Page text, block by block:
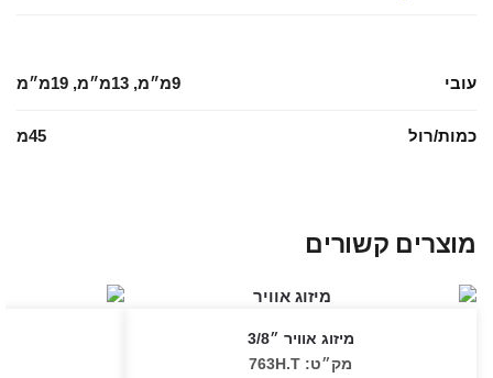
עובי 9מ״מ, 13מ״מ, 19מ״מ
כמות/רול 45מ
מוצרים קשורים
מיזוג אוויר ״3/8
מק״ט: 763H.T